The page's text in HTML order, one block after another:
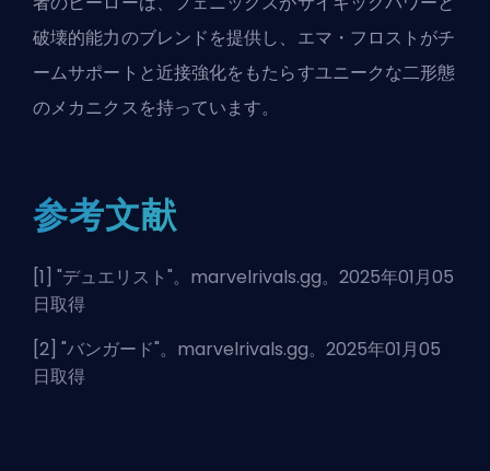
破壊的能力のブレンドを提供し、エマ・フロストがチ
ームサポートと近接強化をもたらすユニークな二形態
のメカニクスを持っています。
参考文献
[1] "デュエリスト"。marvelrivals.gg。2025年01月05
日取得
[2] "バンガード"。marvelrivals.gg。2025年01月05
日取得